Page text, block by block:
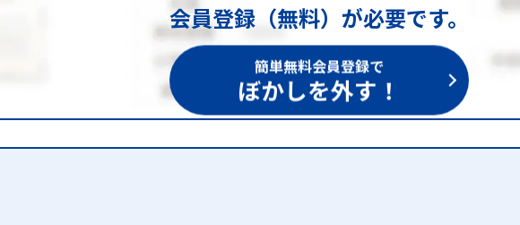
会員登録（無料）が必要です。
簡単無料会員登録で
ぼかしを外す！